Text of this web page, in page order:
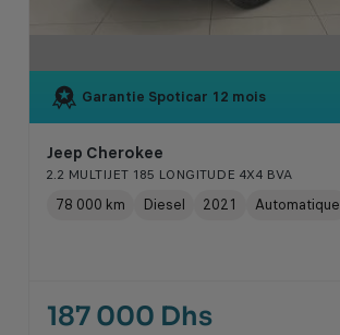
Garantie Spoticar 12 mois
Jeep Cherokee
2.2 MULTIJET 185 LONGITUDE 4X4 BVA
78 000 km Diesel 2021 Automatique
187 000 Dhs